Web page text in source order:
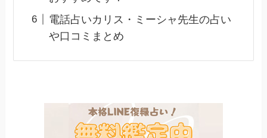
電話占いカリス・ミーシャ先生の占い
や口コミまとめ